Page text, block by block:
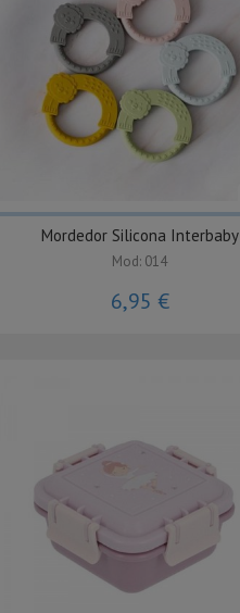
Mordedor Silicona Interbaby
Mod: 014
6,95 €